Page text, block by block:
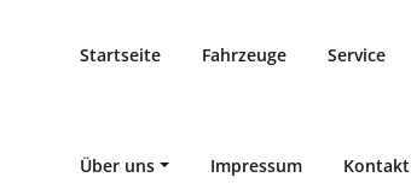
Startseite Fahrzeuge Service
Über uns Impressum Kontakt